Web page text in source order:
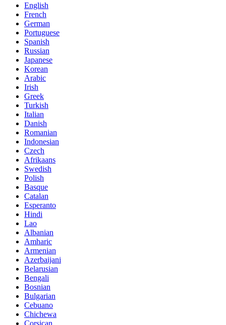
English
French
German
Portuguese
Spanish
Russian
Japanese
Korean
Arabic
Irish
Greek
Turkish
Italian
Danish
Romanian
Indonesian
Czech
Afrikaans
Swedish
Polish
Basque
Catalan
Esperanto
Hindi
Lao
Albanian
Amharic
Armenian
Azerbaijani
Belarusian
Bengali
Bosnian
Bulgarian
Cebuano
Chichewa
Corsican